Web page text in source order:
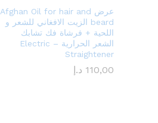
عرض Afghan Oil for hair and
beard الزيت الافغاني للشعر و
اللحية + فرشاة فك تشابك
الشعر الحرارية – Electric
Straightener
110,00 د.إ